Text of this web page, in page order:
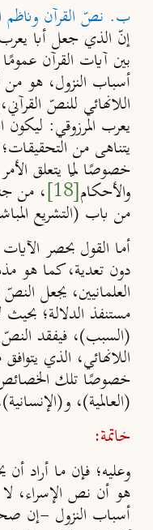
ب. نصّ القرآن وناظم
إنّ الذي جعل أبا يعرب
بين آيات القرآن
أسباب النزول، هو من
اللانهائي للنصّ
يعرب المرزوقي: ليكون
يتناهى من
خصوصًا لمّا يتعلق
والأحكام[18] ، من
من باب (التشريع
أما القول بحصر
دون تعدية، كما هو
العلمانيين، يجعل
مستنفذ الدلالة؛
(السبب)، فيفقد النصّ
اللانهائي، الذي
خصوصًا تلك الخصائص
(العالمية)، و(الإنسانية
خاتمة:
وعليه؛ فإن ما أراد أن
هو أن نص الإسراء، لا
أسباب النزول -إن